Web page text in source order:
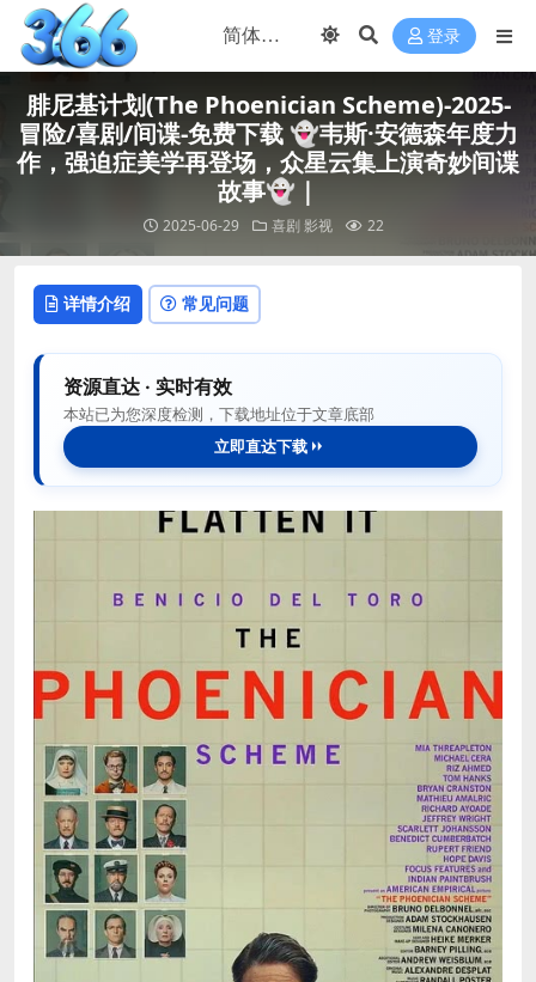
登录
腓尼基计划(The Phoenician Scheme)-2025-
冒险/喜剧/间谍-免费下载 👻韦斯·安德森年度力
作，强迫症美学再登场，众星云集上演奇妙间谍
故事👻｜
2025-06-29 喜剧 影视 22
详情介绍 常见问题
资源直达 · 实时有效
本站已为您深度检测，下载地址位于文章底部
立即直达下载